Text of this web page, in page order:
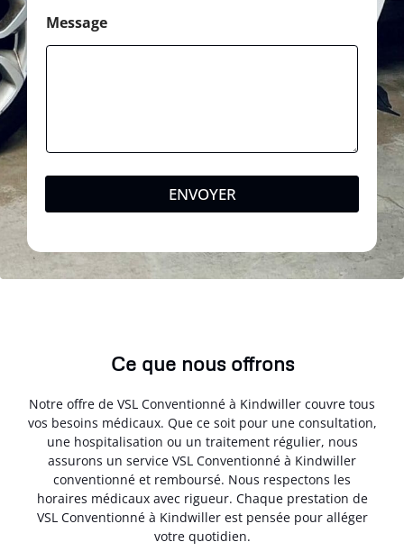
Message
ENVOYER
Ce que nous offrons
Notre offre de VSL Conventionné à Kindwiller couvre tous
vos besoins médicaux. Que ce soit pour une consultation,
une hospitalisation ou un traitement régulier, nous
assurons un service VSL Conventionné à Kindwiller
conventionné et remboursé. Nous respectons les
horaires médicaux avec rigueur. Chaque prestation de
VSL Conventionné à Kindwiller est pensée pour alléger
votre quotidien.